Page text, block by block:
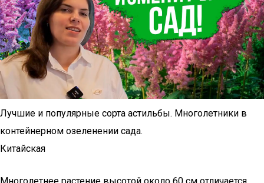
Лучшие и популярные сорта астильбы. Многолетники в
контейнерном озеленении сада.
Китайская